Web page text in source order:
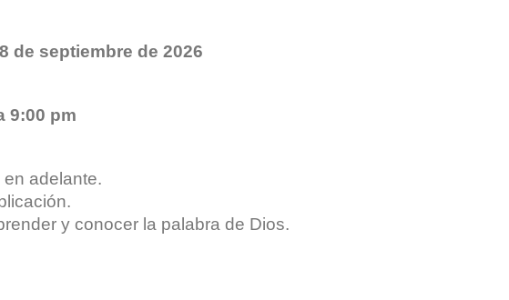
de septiembre de 2026
9:00 pm
adelante.
y conocer la palabra de Dios.